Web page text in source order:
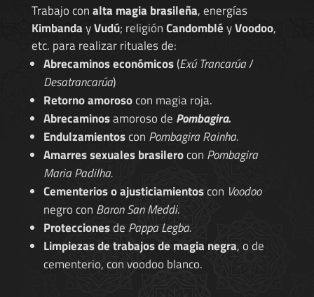
Trabajo conalta magia brasileña, energías
KimbandayVudú; religiónCandombléyVoodoo,
etc. para realizar rituales de:
Abrecaminos económicos(Exú Trancarúa/
Desatrancarúa)
Retorno amorosocon magia roja.
Abrecaminosamoroso de Pombagira.
Endulzamientoscon Pombagira Rainha.
Amarres sexuales brasilerocon Pombagira
Maria Padilha.
Cementerios o ajusticiamientoscon Voodoo
negro con Baron San Meddi.
Proteccionesde Pappa Legba.
Limpiezas de trabajos de magia negra, o de
cementerio, con voodoo blanco.